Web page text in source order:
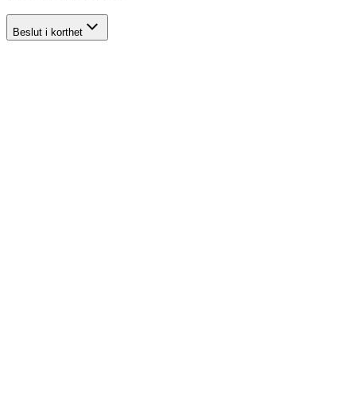
Beslut i korthet